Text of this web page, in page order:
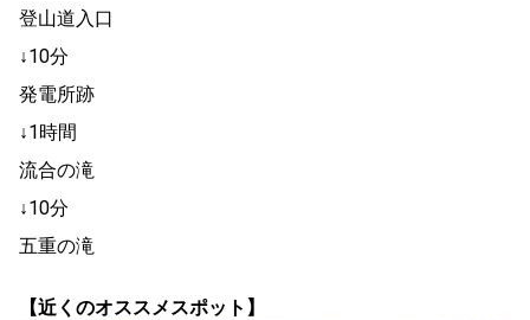
登山道入口
↓10分
発電所跡
↓1時間
流合の滝
↓10分
五重の滝
【近くのオススメスポット】